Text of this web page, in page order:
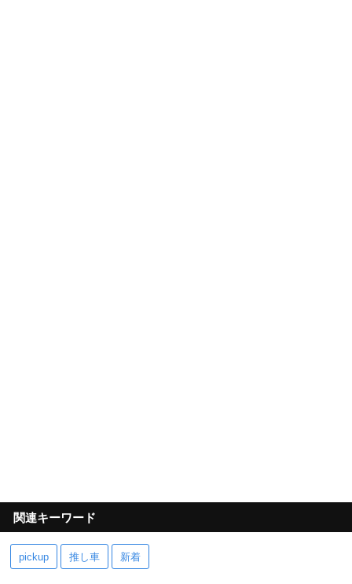
関連キーワード
pickup 推し車 新着